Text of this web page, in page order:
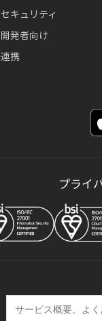
セキュリティ
開発者向け
連携
プライ